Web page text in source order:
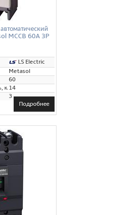
MCCB 60A 3P
LS Electric
Metasol
60
кА:14
3
Подробнее